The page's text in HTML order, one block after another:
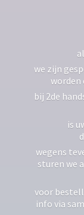
we zijn
worden
bij 2de
is
wegens
sturen we
voor
info via